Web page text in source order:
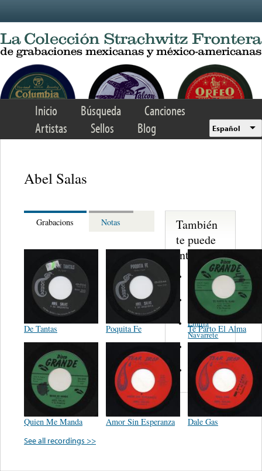
Inicio Búsqueda
Canciones
Artistas
Sellos Blog Español
Abel Salas
Grabacions Notas
De Tantas Poquita Fe Te Parto El Alma
Quien Me Manda Amor Sin Esperanza
Dale Gas
See all recordings >>
También
te puede
interesar...
Trio
Figueroa
Los Angeles
Del Norte
Emilia
Navarrete
La Muerta
Powerband